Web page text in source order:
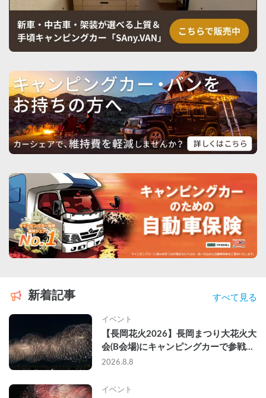
新着記事 すべて見る
イベント
【長岡花火2026】長岡まつり大花火大
会(B会場)にキャンピングカーで参戦し
て、長岡駅前で車中泊してきた
2026.8.8
イベント